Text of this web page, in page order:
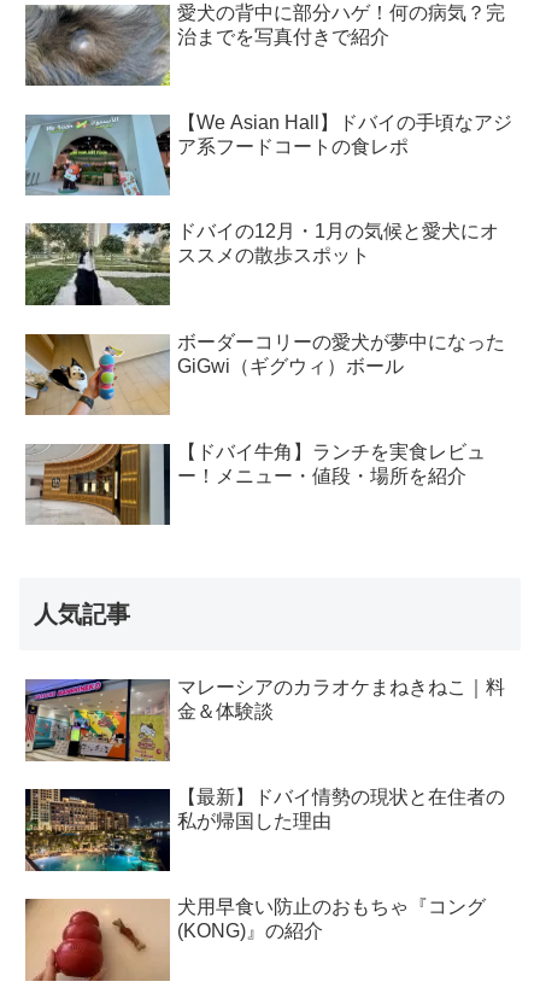
愛犬の背中に部分ハゲ！何の病気？完
治までを写真付きで紹介
【We Asian Hall】ドバイの手頃なアジ
ア系フードコートの食レポ
ドバイの12月・1月の気候と愛犬にオ
ススメの散歩スポット
ボーダーコリーの愛犬が夢中になった
GiGwi（ギグウィ）ボール
【ドバイ牛角】ランチを実食レビュ
ー！メニュー・値段・場所を紹介
人気記事
マレーシアのカラオケまねきねこ｜料
金＆体験談
【最新】ドバイ情勢の現状と在住者の
私が帰国した理由
犬用早食い防止のおもちゃ『コング
(KONG)』の紹介